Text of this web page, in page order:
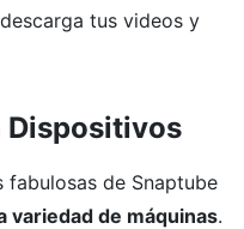
tus videos y
Dispositivos
fabulosas de Snaptube
variedad de máquinas.